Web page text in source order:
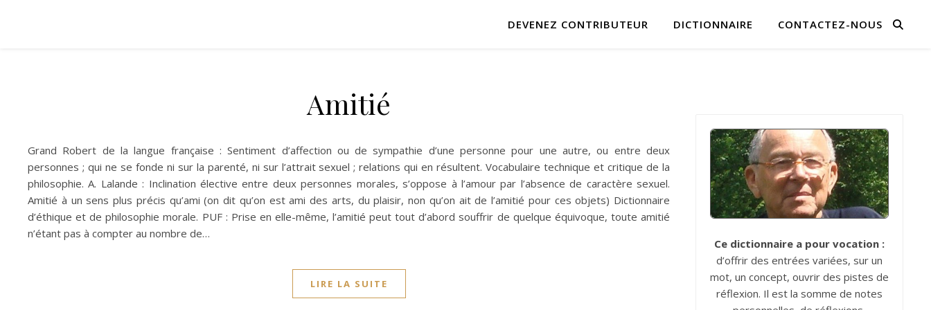
DEVENEZ CONTRIBUTEUR DICTIONNAIRE CONTACTEZ-NOUS
Amitié
Grand Robert de la langue française : Sentiment d’affection ou de sympathie d’une personne pour une autre, ou entre deux
personnes ; qui ne se fonde ni sur la parenté, ni sur l’attrait sexuel ; relations qui en résultent. Vocabulaire technique et critique de la
philosophie. A. Lalande : Inclination élective entre deux personnes morales, s’oppose à l’amour par l’absence de caractère sexuel.
Amitié à un sens plus précis qu’ami (on dit qu’on est ami des arts, du plaisir, non qu’on ait de l’amitié pour ces objets) Dictionnaire
d’éthique et de philosophie morale. PUF : Prise en elle-même, l’amitié peut tout d’abord souffrir de quelque équivoque, toute amitié
n’étant pas à compter au nombre de…
LIRE LA SUITE
Ce dictionnaire a pour vocation :
d’offrir des entrées variées, sur un
mot, un concept, ouvrir des pistes de
réflexion. Il est la somme de notes